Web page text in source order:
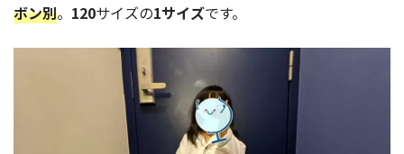
ボン別。 120サイズの1サイズです。